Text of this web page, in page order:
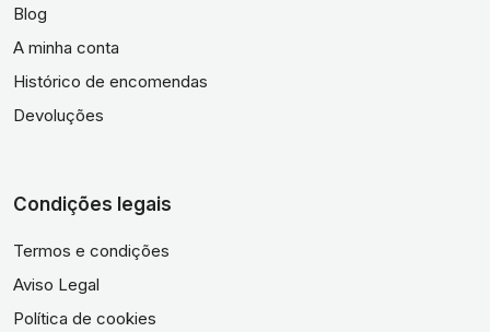
Blog
A minha conta
Histórico de encomendas
Devoluções
Condições legais
Termos e condições
Aviso Legal
Política de cookies